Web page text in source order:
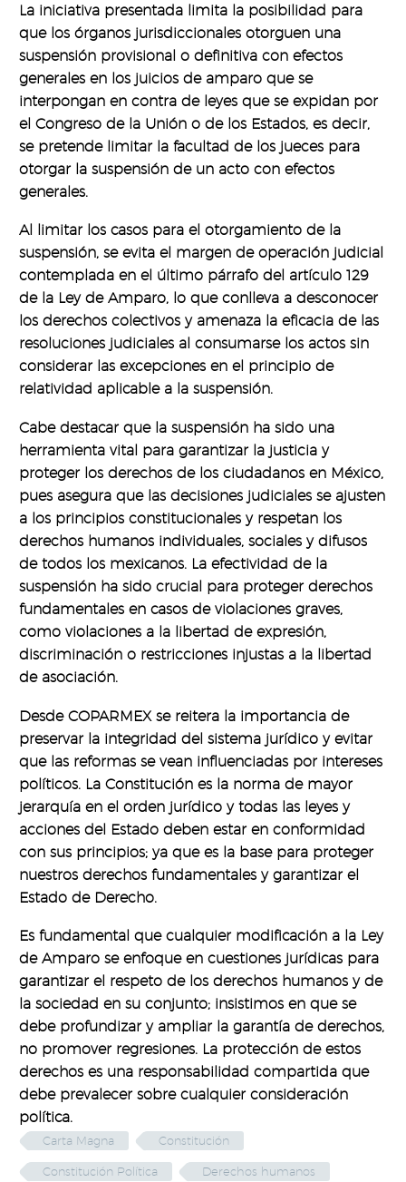
La iniciativa presentada limita la posibilidad para
que los órganos jurisdiccionales otorguen una
suspensión provisional o definitiva con efectos
generales en los juicios de amparo que se
interpongan en contra de leyes que se expidan por
el Congreso de la Unión o de los Estados, es decir,
se pretende limitar la facultad de los jueces para
otorgar la suspensión de un acto con efectos
generales.
Al limitar los casos para el otorgamiento de la
suspensión, se evita el margen de operación judicial
contemplada en el último párrafo del artículo 129
de la Ley de Amparo, lo que conlleva a desconocer
los derechos colectivos y amenaza la eficacia de las
resoluciones judiciales al consumarse los actos sin
considerar las excepciones en el principio de
relatividad aplicable a la suspensión.
Cabe destacar que la suspensión ha sido una
herramienta vital para garantizar la justicia y
proteger los derechos de los ciudadanos en México,
pues asegura que las decisiones judiciales se ajusten
a los principios constitucionales y respetan los
derechos humanos individuales, sociales y difusos
de todos los mexicanos. La efectividad de la
suspensión ha sido crucial para proteger derechos
fundamentales en casos de violaciones graves,
como violaciones a la libertad de expresión,
discriminación o restricciones injustas a la libertad
de asociación.
Desde COPARMEX se reitera la importancia de
preservar la integridad del sistema jurídico y evitar
que las reformas se vean influenciadas por intereses
políticos. La Constitución es la norma de mayor
jerarquía en el orden jurídico y todas las leyes y
acciones del Estado deben estar en conformidad
con sus principios; ya que es la base para proteger
nuestros derechos fundamentales y garantizar el
Estado de Derecho.
Es fundamental que cualquier modificación a la Ley
de Amparo se enfoque en cuestiones jurídicas para
garantizar el respeto de los derechos humanos y de
la sociedad en su conjunto; insistimos en que se
debe profundizar y ampliar la garantía de derechos,
no promover regresiones. La protección de estos
derechos es una responsabilidad compartida que
debe prevalecer sobre cualquier consideración
política.
Carta Magna Constitución
Constitución Política Derechos humanos